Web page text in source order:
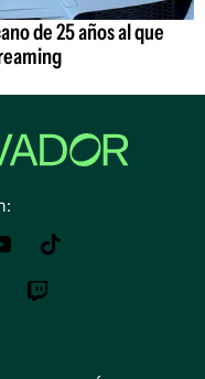
de 25 años al que